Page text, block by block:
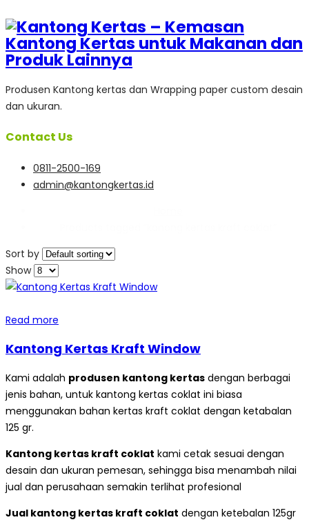
Produsen Kantong kertas dan Wrapping paper custom desain
dan ukuran.
Contact Us
0811-2500-169
admin@kantongkertas.id
Sort by
Show
Read more
Kantong Kertas Kraft Window
Kami adalah produsen kantong kertas dengan berbagai
jenis bahan, untuk kantong kertas coklat ini biasa
menggunakan bahan kertas kraft coklat dengan ketabalan
125 gr.
Kantong kertas kraft coklat kami cetak sesuai dengan
desain dan ukuran pemesan, sehingga bisa menambah nilai
jual dan perusahaan semakin terlihat profesional
Jual kantong kertas kraft coklat dengan ketebalan 125gr